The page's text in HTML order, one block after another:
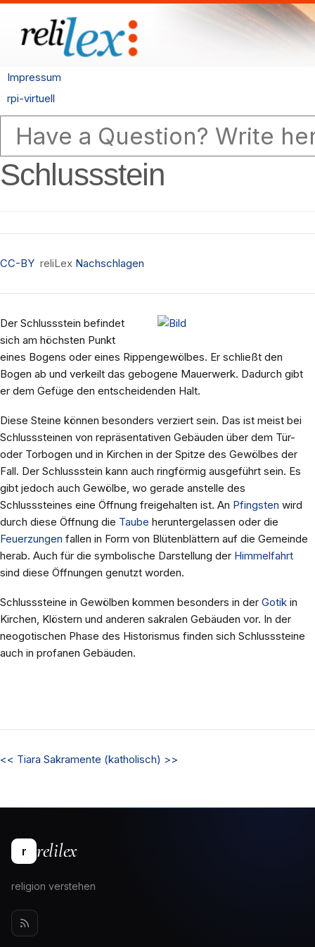
Impressum
rpi-virtuell
Schlussstein
CC-BY reliLex Nachschlagen
Der Schlussstein befindet
sich am höchsten Punkt
eines Bogens oder eines Rippengewölbes. Er schließt den
Bogen ab und verkeilt das gebogene Mauerwerk. Dadurch gibt
er dem Gefüge den entscheidenden Halt.
Diese Steine können besonders verziert sein. Das ist meist bei
Schlusssteinen von repräsentativen Gebäuden über dem Tür-
oder Torbogen und in Kirchen in der Spitze des Gewölbes der
Fall. Der Schlussstein kann auch ringförmig ausgeführt sein. Es
gibt jedoch auch Gewölbe, wo gerade anstelle des
Schlusssteines eine Öffnung freigehalten ist. An Pfingsten wird
durch diese Öffnung die Taube heruntergelassen oder die
Feuerzungen fallen in Form von Blütenblättern auf die Gemeinde
herab. Auch für die symbolische Darstellung der Himmelfahrt
sind diese Öffnungen genutzt worden.
Schlusssteine in Gewölben kommen besonders in der Gotik in
Kirchen, Klöstern und anderen sakralen Gebäuden vor. In der
neogotischen Phase des Historismus finden sich Schlusssteine
auch in profanen Gebäuden.
<< Tiara Sakramente (katholisch) >>
r relilex
religion verstehen